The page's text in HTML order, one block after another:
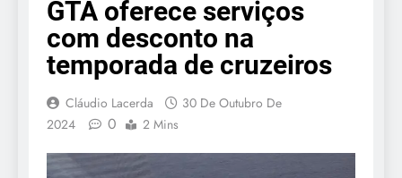
GTA oferece serviços
com desconto na
temporada de cruzeiros
Cláudio Lacerda
30 De Outubro De
2024
0 2 Mins